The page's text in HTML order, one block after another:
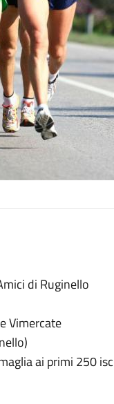
di Ruginello
Vimercate
ai primi 250